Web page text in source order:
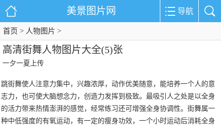
美景图片网 导航
首页 > 人物图片 >
高清街舞人物图片大全(5)张
一夕一夏上传
跳街舞使人注意力集中，兴趣浓厚，动作优美随意，能培养一个人的意
志力，也可使大脑想念力，创造力发挥到极致。最吸引人之处是以全身
的活力带来热情澎湃的感觉，经常练习还可增强全身协调性。街舞属一
种中低强度的有氧运动，有一定的瘦身功效，一个小时运动后消耗全身